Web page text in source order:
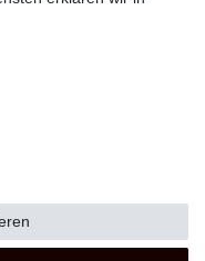
vorbehalten.